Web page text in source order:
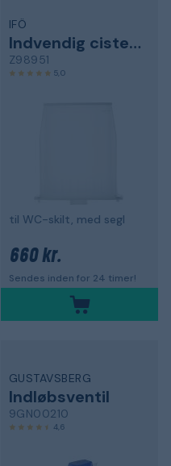
IFÖ
Indvendig cisterne
Z98951
5,0
til WC-skilt, med segl
660 kr.
Sendes inden for 24 timer!
GUSTAVSBERG
Indløbsventil
9GN00210
4,6